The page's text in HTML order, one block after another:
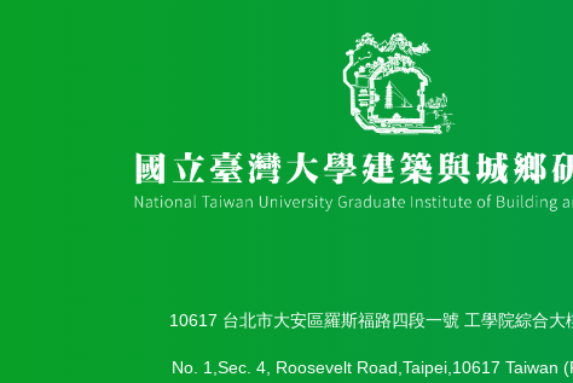
10617 台北市大安區羅斯福路四段一號 工學院綜合大
No. 1,Sec. 4, Roosevelt Road,Taipei,10617 Taiwan